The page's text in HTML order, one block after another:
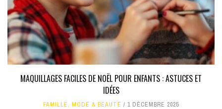
MAQUILLAGES FACILES DE NOËL POUR ENFANTS : ASTUCES ET
IDÉES
FAMILLE, MODE & BEAUTÉ 1 DÉCEMBRE 2025